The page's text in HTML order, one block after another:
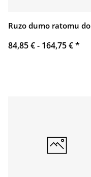
Ruzo dumo ratomu do
84,85 € - 164,75 €*